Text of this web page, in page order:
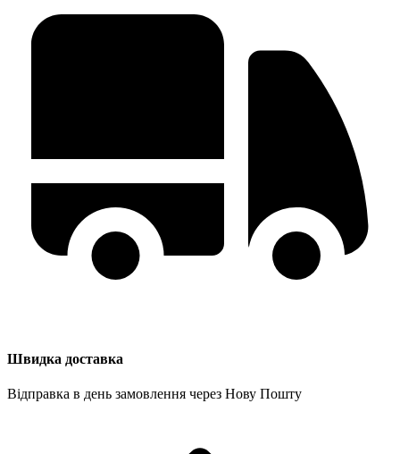
Швидка доставка
Відправка в день замовлення через Нову Пошту